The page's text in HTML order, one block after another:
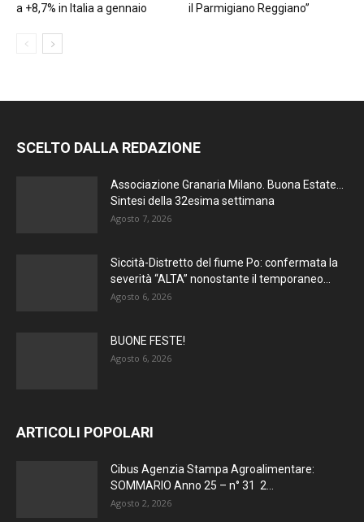
a +8,7% in Italia a gennaio
il Parmigiano Reggiano”
SCELTO DALLA REDAZIONE
Associazione Granaria Milano. Buona Estate…
Sintesi della 32esima settimana
Agosto 7, 2026
Siccità-Distretto del fiume Po: confermata la
severità “ALTA” nonostante il temporaneo...
Agosto 6, 2026
BUONE FESTE!
Agosto 6, 2026
ARTICOLI POPOLARI
Cibus Agenzia Stampa Agroalimentare:
SOMMARIO Anno 25 – n° 31 2...
Agosto 2, 2026